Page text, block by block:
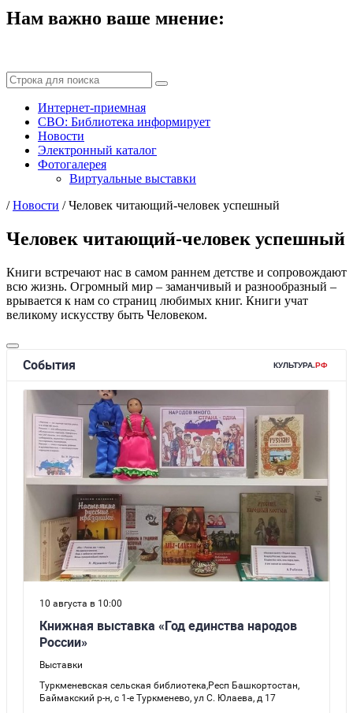
Нам важно ваше мнение:
Интернет-приемная
СВО: Библиотека информирует
Новости
Электронный каталог
Фотогалерея
Виртуальные выставки
/Новости /Человек читающий-человек успешный
Человек читающий-человек успешный
Книги встречают нас в самом раннем детстве и сопровождают
всю жизнь. Огромный мир – заманчивый и разнообразный –
врывается к нам со страниц любимых книг. Книги учат
великому искусству быть Человеком.